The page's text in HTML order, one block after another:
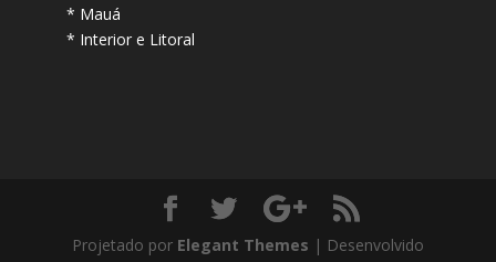
* Mauá
* Interior e Litoral
Projetado por Elegant Themes | Desenvolvido